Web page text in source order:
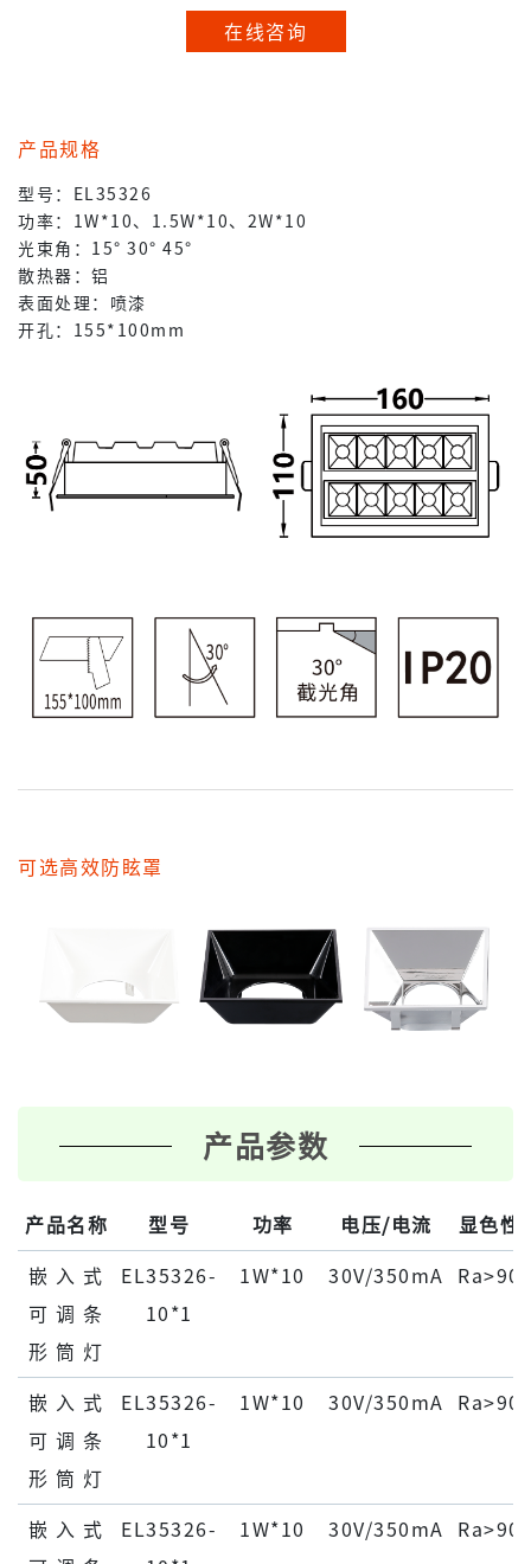
在线咨询
产品规格
型号：EL35326
功率：1W*10、1.5W*10、2W*10
光束角：15° 30° 45°
散热器：铝
表面处理：喷漆
开孔：155*100mm
可选高效防眩罩
产品参数
产品名称 型号 功率 电压/电流 显色性
嵌 ⼊ 式
可 调 条
形 筒 灯
EL35326-
10*1
1W*10 30V/350mA Ra>90
嵌 ⼊ 式
可 调 条
形 筒 灯
EL35326-
10*1
1W*10 30V/350mA Ra>90
嵌 ⼊ 式
EL35326-
1W*10 30V/350mA Ra>90